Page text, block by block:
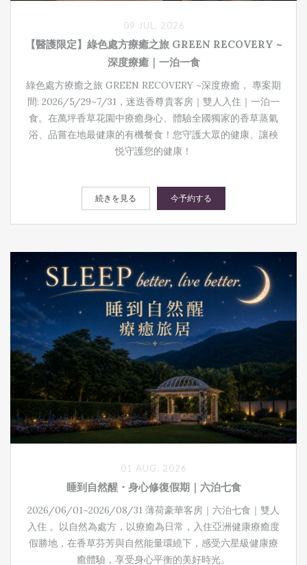
【醫護限定】綠色處方療癒之旅 GREEN RECOVERY ~
深度療癒｜一泊一食
綠色處方療癒之旅 GREEN RECOVERY ~深度療癒， 專案期
間: 2026/5/29~7/31 ，迷迭香尊貴客房｜雙人入住｜一泊一
食。在萬坪香草花園中療癒身心、體驗全國獨家的香草蒸氣
浴、品嘗在地最健康的有機餐食！您守護大眾的健康、讓秧
悦守護您的健康！
09 JUL, 2026
続きを見る 今予約する
睡到自然醒・身心修復假期｜六泊七食
2026/06/01~2026/08/31 薄荷豪華客房｜六泊七食｜雙人
入住 。以自然為處方，以療癒為日常，入住亞洲健康療癒度
假勝地，在香草芬芳與自然能量環繞下，感受六星級健康療
癒體驗，享受身心平衡的美好時光。
01 AUG, 2026